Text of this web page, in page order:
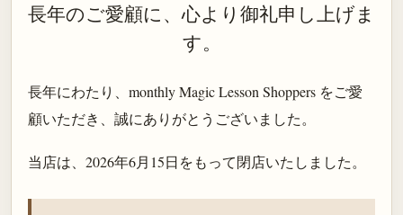
長年のご愛顧に、心より御礼申し上げま
す。
長年にわたり、monthly Magic Lesson Shoppers をご愛
顧いただき、誠にありがとうございました。
当店は、 2026年6月15日をもって閉店いたしました。